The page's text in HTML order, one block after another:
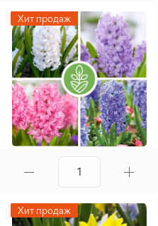
Хит продаж
Хит продаж